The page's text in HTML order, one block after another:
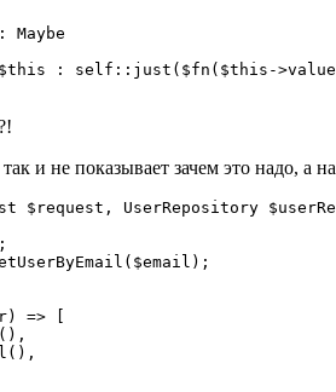
: self::just($fn($this-
и не показывает зачем это надо, а
$request, UserRepository
=> [